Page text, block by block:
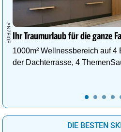
Ihr Traumurlaub für die ganze
1000m² Wellnessbereich auf 4
der Dachterrasse, 4
DIE BESTEN